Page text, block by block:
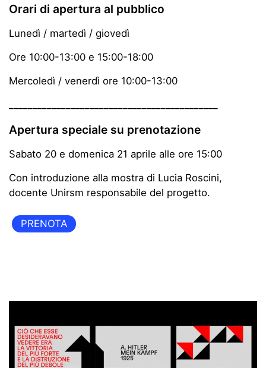
Orari di apertura al pubblico
Lunedì / martedì / giovedì
Ore 10:00-13:00 e 15:00-18:00
Mercoledì / venerdì ore 10:00-13:00
Apertura speciale su prenotazione
Sabato 20 e domenica 21 aprile alle ore 15:00
Con introduzione alla mostra di Lucia Roscini,
docente Unirsm responsabile del progetto.
PRENOTA